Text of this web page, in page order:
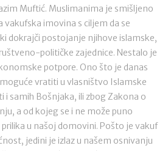
Muftić. Muslimanima je smišljeno
imovina s ciljem da se
dokrajči postojanje njihove islamske,
političke zajednice. Nestalo je
potpore. Ono što je danas
vratiti u vlasništvo Islamske
i samih Bošnjaka, ili zbog Zakona o
a od kojeg se i ne može puno
u našoj domovini. Pošto je vakuf
jedini je izlaz u našem osnivanju